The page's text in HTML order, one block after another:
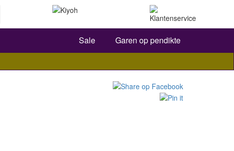
Zoeken
Sale Garen op pendikte